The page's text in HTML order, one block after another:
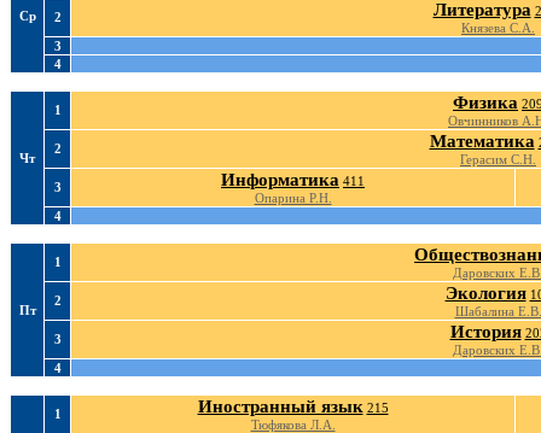
Ср
2
Литература
Князева С.А.
3
4
Чт
1 Физика
Овчинников
2
Математика
Герасим С.Н.
3
Информатика 411
Опарина Р.Н.
4
Пт
1
Даровских
2
Экология
Шабалина Е.В.
3
История
Даровских
4
1 Иностранный язык 215
Тюфякова Л.А.